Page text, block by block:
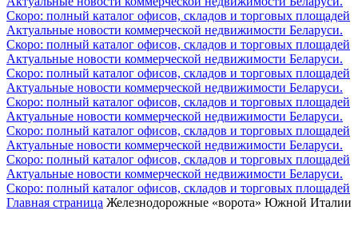
Скоро: полный каталог офисов, складов и торговых площадей
Актуальные новости коммерческой недвижимости Беларуси.
Скоро: полный каталог офисов, складов и торговых площадей
Актуальные новости коммерческой недвижимости Беларуси.
Скоро: полный каталог офисов, складов и торговых площадей
Актуальные новости коммерческой недвижимости Беларуси.
Скоро: полный каталог офисов, складов и торговых площадей
Актуальные новости коммерческой недвижимости Беларуси.
Скоро: полный каталог офисов, складов и торговых площадей
Актуальные новости коммерческой недвижимости Беларуси.
Скоро: полный каталог офисов, складов и торговых площадей
Актуальные новости коммерческой недвижимости Беларуси.
Скоро: полный каталог офисов, складов и торговых площадей
Главная страница Железнодорожные «ворота» Южной Италии